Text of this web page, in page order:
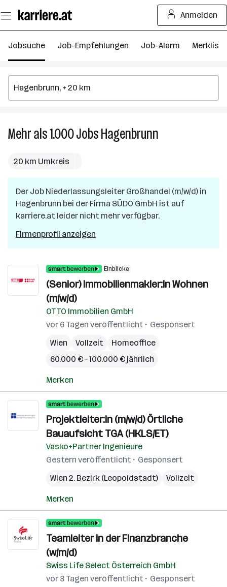
Seiteninhalt
springen
Anmelden
Jobsuche Job-Empfehlungen Job-Alarm Merkliste
Mehr als 1.000JobsHagenbrunn
in
Hagenbrunn
20 km Umkreis
Der Job Niederlassungsleiter Großhandel (m/w/d) in
Hagenbrunn bei der Firma SÜDO GmbH ist auf
karriere.at leider nicht mehr verfügbar.
Firmenprofil anzeigen
Einblicke
(Senior) Immobilienmakler:in Wohnen
(m/w/d)
OTTO Immobilien GmbH
vor 6 Tagen veröffentlicht
Gesponsert
Wien
Vollzeit
Homeoffice
60.000 € – 100.000 € jährlich
Merken
Projektleiter:in (m/w/d) Örtliche
Bauaufsicht TGA (HKLS/ET)
Vasko+Partner Ingenieure
Gestern veröffentlicht
Gesponsert
Wien 2. Bezirk (Leopoldstadt)
Vollzeit
Merken
Teamleiter in der Finanzbranche
(w/m/d)
Swiss Life Select Österreich GmbH
vor 3 Tagen veröffentlicht
Gesponsert